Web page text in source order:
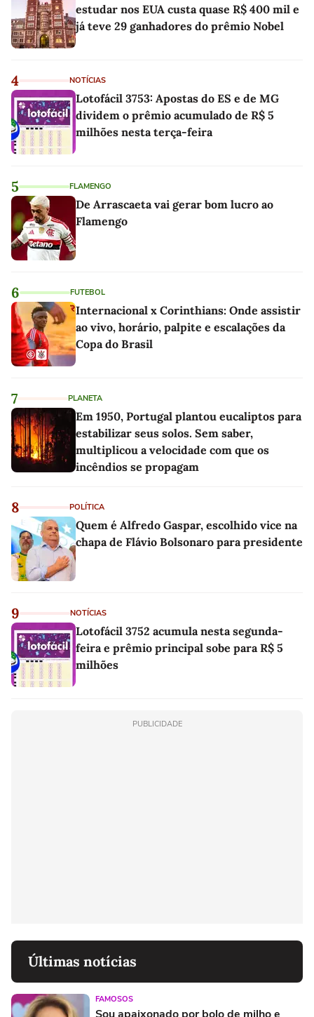
estudar nos EUA custa quase R$ 400 mil e
já teve 29 ganhadores do prêmio Nobel
4 NOTÍCIAS
Lotofácil 3753: Apostas do ES e de MG
dividem o prêmio acumulado de R$ 5
milhões nesta terça-feira
5 FLAMENGO
De Arrascaeta vai gerar bom lucro ao
Flamengo
6 FUTEBOL
Internacional x Corinthians: Onde assistir
ao vivo, horário, palpite e escalações da
Copa do Brasil
7 PLANETA
Em 1950, Portugal plantou eucaliptos para
estabilizar seus solos. Sem saber,
multiplicou a velocidade com que os
incêndios se propagam
8 POLÍTICA
Quem é Alfredo Gaspar, escolhido vice na
chapa de Flávio Bolsonaro para presidente
9 NOTÍCIAS
Lotofácil 3752 acumula nesta segunda-
feira e prêmio principal sobe para R$ 5
milhões
PUBLICIDADE
Últimas notícias
FAMOSOS